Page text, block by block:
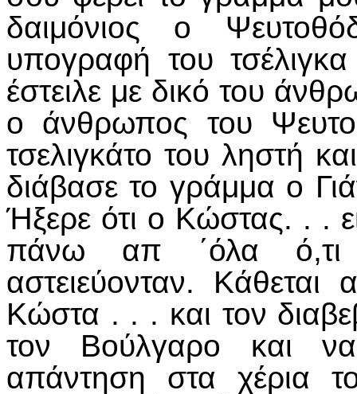
δαιμόνιος ο
υπογραφή του
έστειλε με δικό του
ο άνθρωπος του
τσελιγκάτο του ληστή
διάβασε το γράμμα ο
Ήξερε ότι ο Κώστας. . .
πάνω απ ΄όλα ό,τι
αστειεύονταν.
Κώστα . . . και τον
τον Βούλγαρο και
απάντηση στα χέρια